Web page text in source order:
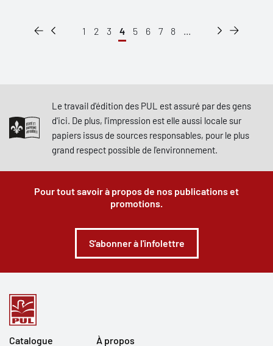
1 2 3 4 5 6 7 8 ...
Le travail d'édition des PUL est assuré par des gens
d'ici. De plus, l'impression est elle aussi locale sur
papiers issus de sources responsables, pour le plus
grand respect possible de l'environnement.
Pour tout savoir à propos de nos publications et
promotions.
S'abonner à l'infolettre
Catalogue À propos